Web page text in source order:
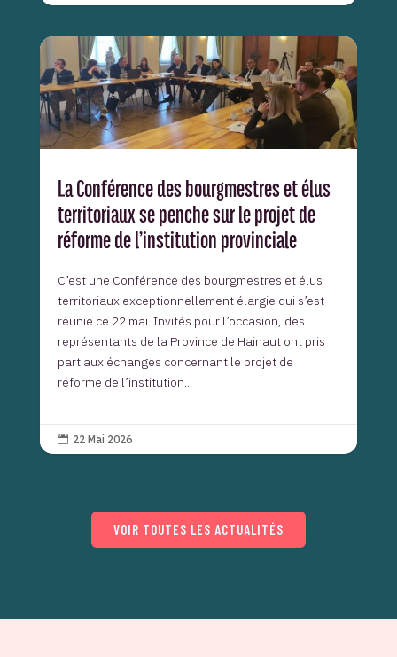
La Conférence des bourgmestres et élus
territoriaux se penche sur le projet de
réforme de l’institution provinciale
C’est une Conférence des bourgmestres et élus
territoriaux exceptionnellement élargie qui s’est
réunie ce 22 mai. Invités pour l’occasion, des
représentants de la Province de Hainaut ont pris
part aux échanges concernant le projet de
réforme de l’institution...
 22 Mai 2026
VOIR TOUTES LES ACTUALITÉS